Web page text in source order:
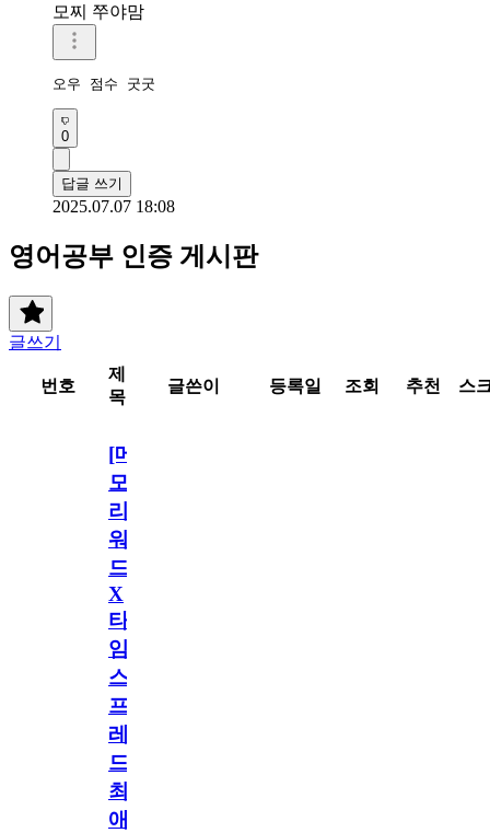
모찌 쭈야맘
오우 점수 굿굿
0
답글 쓰기
2025.07.07 18:08
영어공부 인증 게시판
글쓰기
번호
제
목
글쓴이 등록일 조회 추천 스
[메
모
리
워
드
X
타
임
스
프
레
드]
최
애